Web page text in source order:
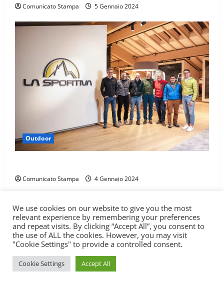
Comunicato Stampa 5 Gennaio 2024
Outdoor
Comunicato Stampa 4 Gennaio 2024
Carica qui il tuo percorso Test
Itinerari
Attrezzatura
Sport Outdoor Libri
WikiPedala
Contatti
Copyright © All rights reserved.
themes.
We use cookies on our website to give you the most
relevant experience by remembering your preferences
and repeat visits. By clicking “Accept All”, you consent to
the use of ALL the cookies. However, you may visit
"Cookie Settings" to provide a controlled consent.
Cookie Settings Accept All